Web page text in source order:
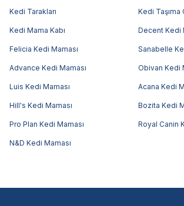
Kedi Tarakları Kedi Taşıma
Kedi Mama Kabı Decent Kedi
Felicia Kedi Maması Sanabelle
Advance Kedi Maması Obivan Kedi
Luis Kedi Maması Acana Kedi
Hill's Kedi Maması Bozita Kedi
Pro Plan Kedi Maması Royal Canin
N&D Kedi Maması